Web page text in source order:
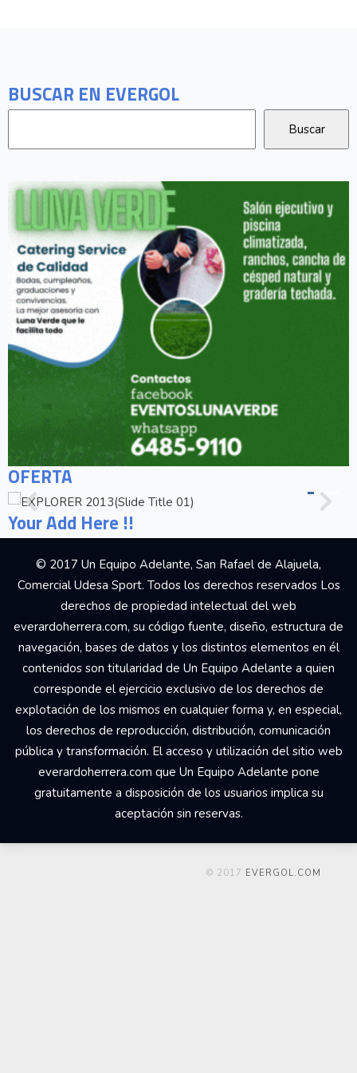
BUSCAR EN EVERGOL
OFERTA
Your Add Here !!
© 2017 Un Equipo Adelante, San Rafael de Alajuela,
Comercial Udesa Sport. Todos los derechos reservados Los
derechos de propiedad intelectual del web
everardoherrera.com, su código fuente, diseño, estructura de
navegación, bases de datos y los distintos elementos en él
contenidos son titularidad de Un Equipo Adelante a quien
corresponde el ejercicio exclusivo de los derechos de
explotación de los mismos en cualquier forma y, en especial,
los derechos de reproducción, distribución, comunicación
pública y transformación. El acceso y utilización del sitio web
everardoherrera.com que Un Equipo Adelante pone
gratuitamente a disposición de los usuarios implica su
aceptación sin reservas.
© 2017 EVERGOL.COM